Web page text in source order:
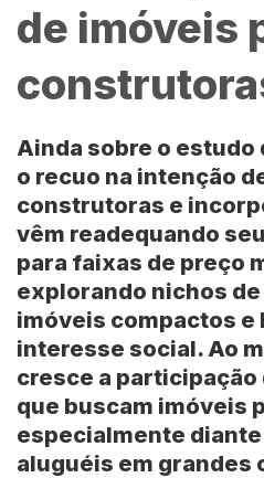
de imóveis
Ainda sobre o estudo
o recuo na intenção
construtoras e
vêm readequando
para faixas de preço
explorando nichos
imóveis compactos e
interesse social. Ao
cresce a
que buscam imóveis
especialmente diante
aluguéis em grandes